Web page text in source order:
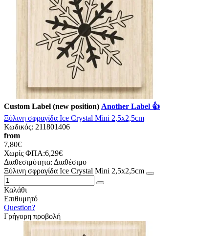
Custom Label (new position) Another Label 👍
Ξύλινη σφραγίδα Ιce Crystal Mini 2,5x2,5cm
Κωδικός: 211801406
from
7,80€
Χωρίς ΦΠΑ:6,29€
Διαθεσιμότητα: Διαθέσιμο
Ξύλινη σφραγίδα Ιce Crystal Mini 2,5x2,5cm
Καλάθι
Επιθυμητό
Question?
Γρήγορη προβολή